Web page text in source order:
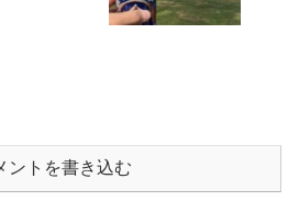
ントを書き込む